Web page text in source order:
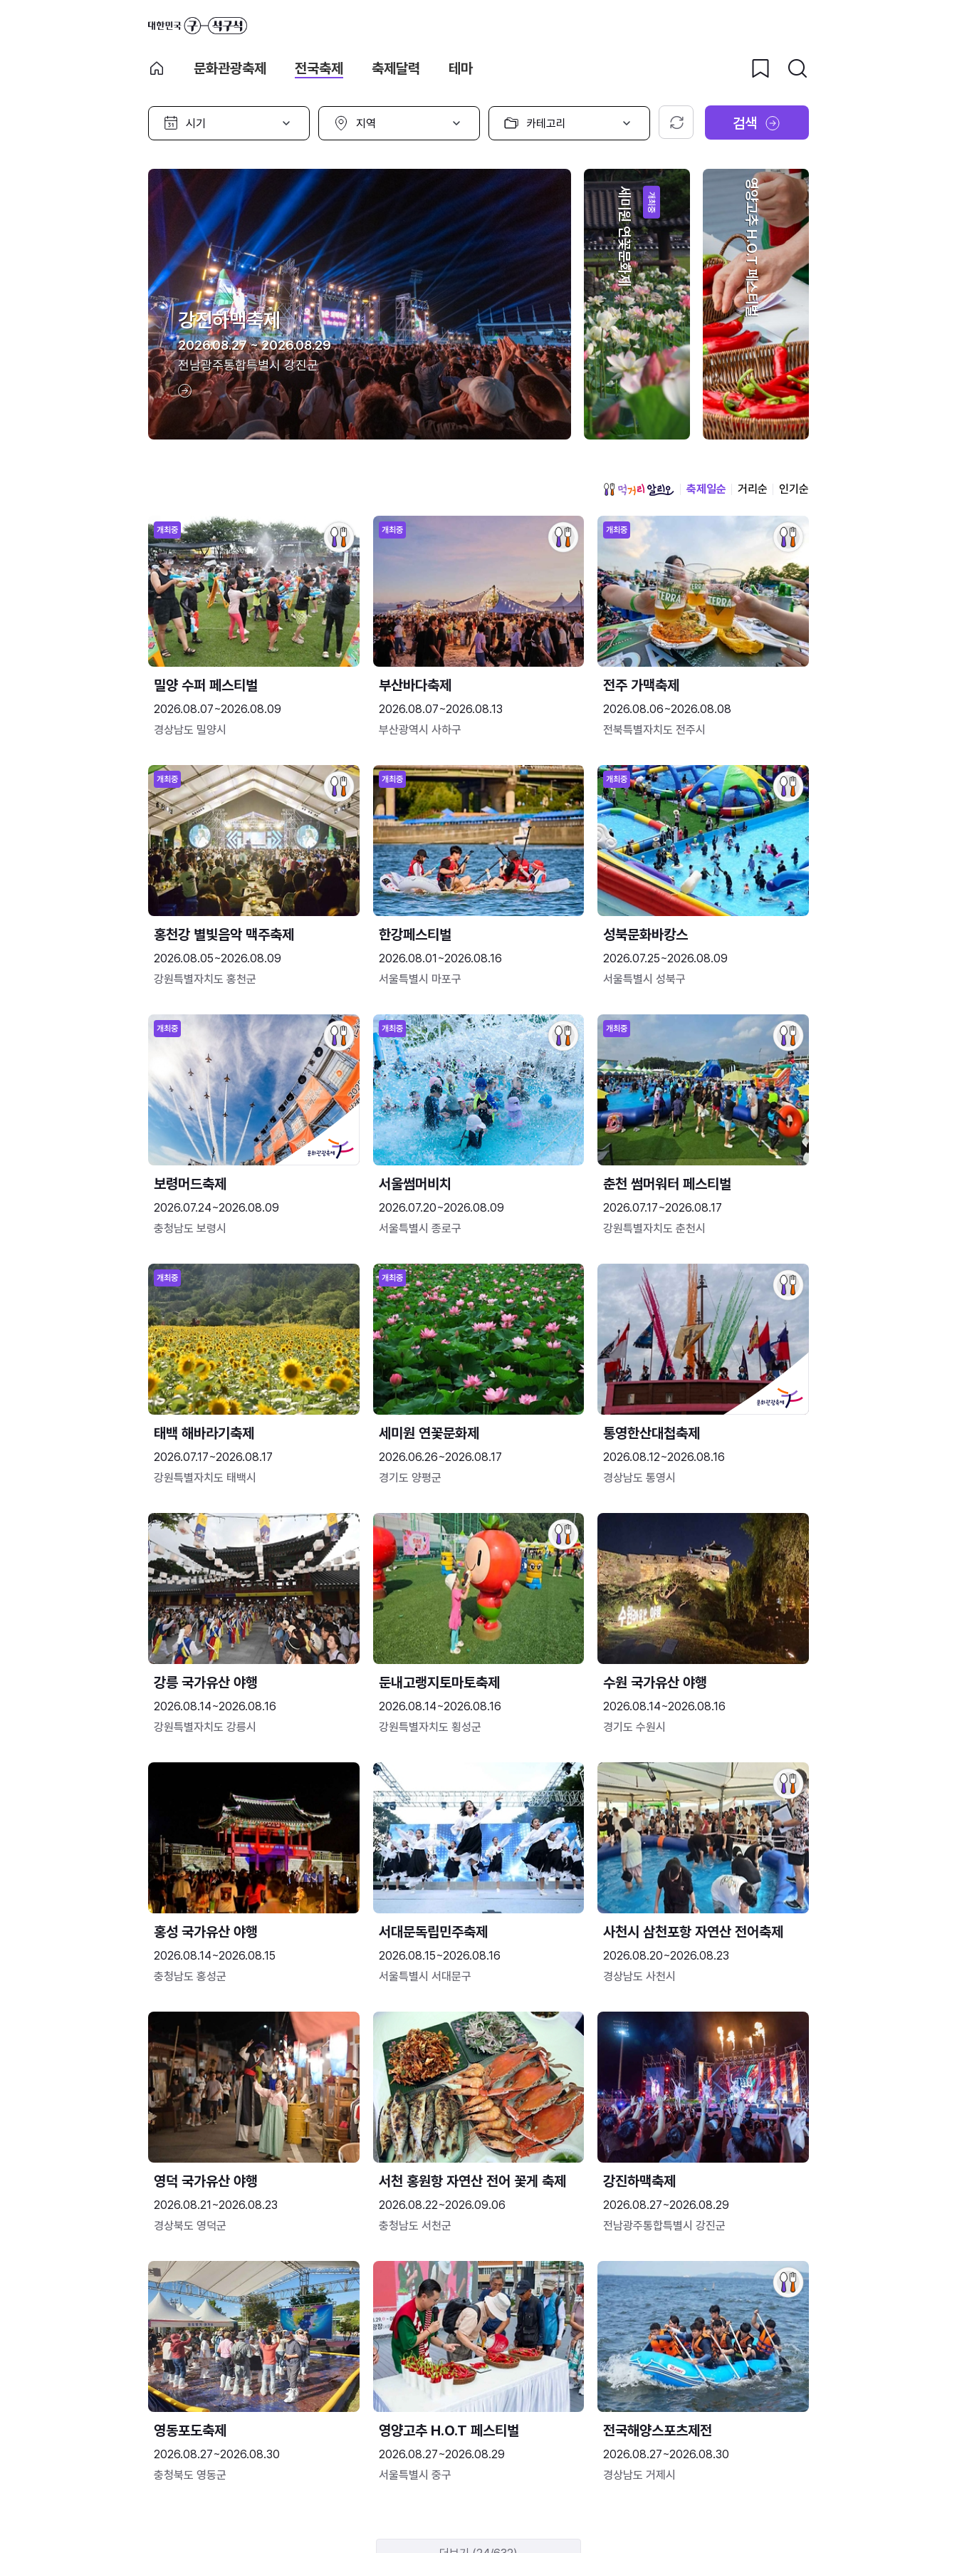
문화관광축제 전국축제 축제달력 테마
시
선
지
선
카
고
선
택
초기화 검색
강진하맥축제
2026.08.27 ~ 2026.08.29
전남광주통합특별시 강진군
개최중
세미원 연꽃문화제 영양고추 H.O.T 페스티벌
축제일순 거리순 인기순
개최중
밀양 수퍼 페스티벌
2026.08.07~2026.08.09
경상남도 밀양시
개최중
부산바다축제
2026.08.07~2026.08.13
부산광역시 사하구
개최중
전주 가맥축제
2026.08.06~2026.08.08
전북특별자치도 전주시
개최중
홍천강 별빛음악 맥주축제
2026.08.05~2026.08.09
강원특별자치도 홍천군
개최중
한강페스티벌
2026.08.01~2026.08.16
서울특별시 마포구
개최중
성북문화바캉스
2026.07.25~2026.08.09
서울특별시 성북구
개최중
보령머드축제
2026.07.24~2026.08.09
충청남도 보령시
개최중
서울썸머비치
2026.07.20~2026.08.09
서울특별시 종로구
개최중
춘천 썸머워터 페스티벌
2026.07.17~2026.08.17
강원특별자치도 춘천시
개최중
태백 해바라기축제
2026.07.17~2026.08.17
강원특별자치도 태백시
개최중
세미원 연꽃문화제
2026.06.26~2026.08.17
경기도 양평군
통영한산대첩축제
2026.08.12~2026.08.16
경상남도 통영시
강릉 국가유산 야행
2026.08.14~2026.08.16
강원특별자치도 강릉시
둔내고랭지토마토축제
2026.08.14~2026.08.16
강원특별자치도 횡성군
수원 국가유산 야행
2026.08.14~2026.08.16
경기도 수원시
홍성 국가유산 야행
2026.08.14~2026.08.15
충청남도 홍성군
서대문독립민주축제
2026.08.15~2026.08.16
서울특별시 서대문구
사천시 삼천포항 자연산 전어축제
2026.08.20~2026.08.23
경상남도 사천시
영덕 국가유산 야행
2026.08.21~2026.08.23
경상북도 영덕군
서천 홍원항 자연산 전어 꽃게 축제
2026.08.22~2026.09.06
충청남도 서천군
강진하맥축제
2026.08.27~2026.08.29
전남광주통합특별시 강진군
영동포도축제
2026.08.27~2026.08.30
충청북도 영동군
영양고추 H.O.T 페스티벌
2026.08.27~2026.08.29
서울특별시 중구
전국해양스포츠제전
2026.08.27~2026.08.30
경상남도 거제시